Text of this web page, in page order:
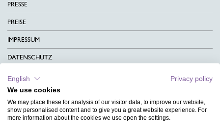
PRESSE
PREISE
IMPRESSUM
DATENSCHUTZ
KONTAKT
AGB
CHARITY
English
Privacy policy
We use cookies
We may place these for analysis of our visitor data, to improve our website,
show personalised content and to give you a great website experience. For
more information about the cookies we use open the settings.